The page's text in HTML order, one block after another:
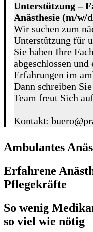
Unterstützung –
Anästhesie (m/w/
Wir suchen zum
Unterstützung für
Sie haben Ihre
abgeschlossen
Erfahrungen im
Dann schreiben
Team freut Sich
Kontakt:
Ambulantes
Erfahrene
Pflegekräfte
So wenig
so viel wie nötig